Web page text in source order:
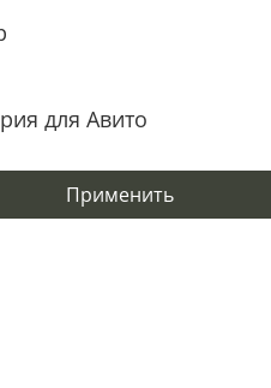
для Авито
Применить